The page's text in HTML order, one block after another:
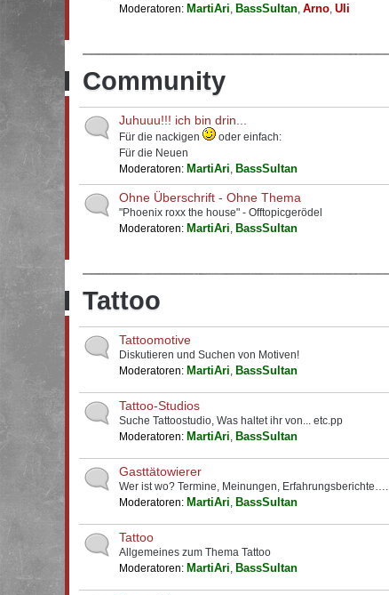
Moderatoren: MartiAri, BassSultan, Arno, Uli
Community
Juhuuu!!! ich bin drin...
Für die nackigen
oder einfach:
Für die Neuen
Moderatoren: MartiAri, BassSultan
Ohne Überschrift - Ohne Thema
"Phoenix roxx the house" - Offtopicgerödel
Moderatoren: MartiAri, BassSultan
Tattoo
Tattoomotive
Diskutieren und Suchen von Motiven!
Moderatoren: MartiAri, BassSultan
Tattoo-Studios
Suche Tattoostudio, Was haltet ihr von... etc.pp
Moderatoren: MartiAri, BassSultan
Gasttätowierer
Wer ist wo? Termine, Meinungen, Erfahrungsberichte….
Moderatoren: MartiAri, BassSultan
Tattoo
Allgemeines zum Thema Tattoo
Moderatoren: MartiAri, BassSultan